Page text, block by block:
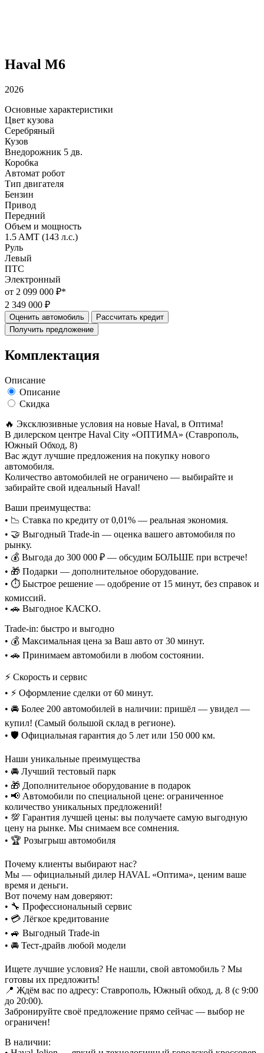
Haval M6
2026
Основные характеристики
Цвет кузова
Серебряный
Кузов
Внедорожник 5 дв.
Коробка
Автомат робот
Тип двигателя
Бензин
Привод
Передний
Объем и мощность
1.5 AMT (143 л.с.)
Руль
Левый
ПТС
Электронный
от 2 099 000 ₽*
2 349 000 ₽
Оценить автомобиль
Рассчитать кредит
Получить предложение
Комплектация
Описание
Описание
Скидка
🔥 Эксклюзивные условия на новые Haval, в Oптима!
В дилерском центре Haval City «ОПТИМА» (Ставрополь,
Южный Обход, 8)
Вас ждут лучшие предложения на покупку нового
автомобиля.
Количество автомобилей не ограничено — выбирайте и
забирайте свой идеальный Haval!
Ваши преимущества:
• 📉 Ставка по кредиту от 0,01% — реальная экономия.
• 🤝 Выгодный Trade-in — оценка вашего автомобиля по
рынку.
• 💰 Выгода до 300 000 ₽ — обсудим БОЛЬШЕ при встрече!
• 🎁 Подарки — дополнительное оборудование.
• ⏱️ Быстрое решение — одобрение от 15 минут, без справок и
комиссий.
• 🚗 Выгодное КАСКО.
Trade-in: быстро и выгодно
• 💰 Максимальная цена за Ваш авто от 30 минут.
• 🚗 Принимаем автомобили в любом состоянии.
⚡ Скорость и сервис
• ⚡ Оформление сделки от 60 минут.
• 🚘 Более 200 автомобилей в наличии: пришёл — увидел —
купил! (Самый большой склад в регионе).
• 🛡️ Официальная гарантия до 5 лет или 150 000 км.
Наши уникальные преимущества
• 🚘 Лучший тестовый парк
• 🎁 Дополнительное оборудование в подарок
• 📢 Автомобили по специальной цене: ограниченное
количество уникальных предложений!
• 💯 Гарантия лучшей цены: вы получаете самую выгодную
цену на рынке. Мы снимаем все сомнения.
• 🏆 Розыгрыш автомобиля
Почему клиенты выбирают нас?
Мы — официальный дилер HAVAL «Оптима», ценим ваше
время и деньги.
Вот почему нам доверяют:
• 🔧 Профессиональный сервис
• 💳 Лёгкое кредитование
• 🚙 Выгодный Trade-in
• 🚘 Тест-драйв любой модели
Ищете лучшие условия? Не нашли, свой автомобиль ? Мы
готовы их предложить!
📍 Ждём вас по адресу: Ставрополь, Южный обход, д. 8 (с 9:00
до 20:00).
Забронируйте своё предложение прямо сейчас — выбор не
ограничен!
В наличии: